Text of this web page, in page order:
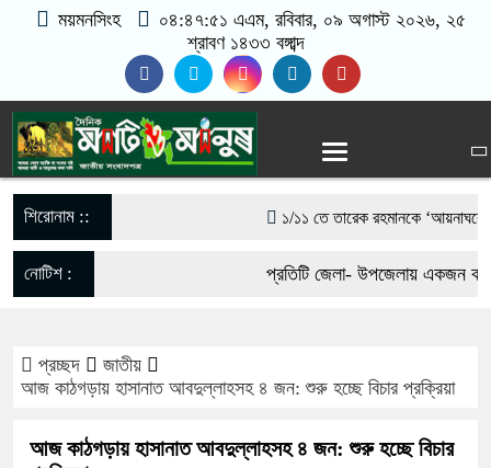
ময়মনসিংহ ০৪:৪৭:৫২ এএম, রবিবার, ০৯ অগাস্ট ২০২৬, ২৫
শ্রাবণ ১৪৩৩ বঙ্গাব্দ
শিরোনাম :: ১/১১ তে তারেক রহমানকে ‘আয়নাঘরে’
গণঅভ্যুত্থানের সঙ্গে প্রথম বেইমানি
রিজভী
মিয়ানমার সীমান্ত থেকে ৪০ হাজার
নোটিশ : প্রতিটি জেলা- উপজেলায় একজন করে
প্রচ্ছদ
জাতীয়
​আজ কাঠগড়ায় হাসানাত আবদুল্লাহসহ ৪ জন: শুরু হচ্ছে বিচার প্রক্রিয়া
​আজ কাঠগড়ায় হাসানাত আবদুল্লাহসহ ৪ জন: শুরু হচ্ছে বিচার